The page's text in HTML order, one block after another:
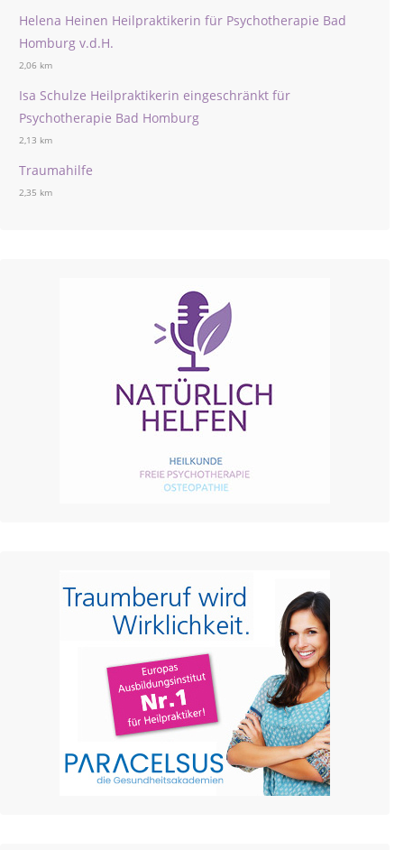
Helena Heinen Heilpraktikerin für Psychotherapie Bad
Homburg v.d.H.
2,06 km
Isa Schulze Heilpraktikerin eingeschränkt für
Psychotherapie Bad Homburg
2,13 km
Traumahilfe
2,35 km